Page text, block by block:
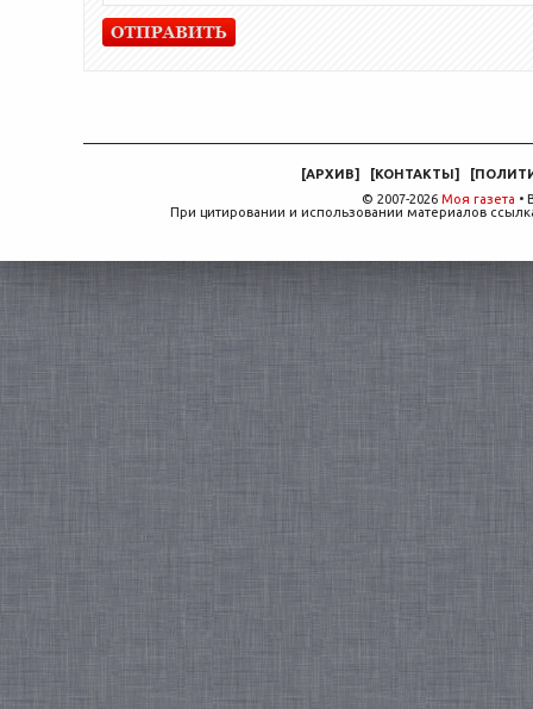
[АРХИВ] [КОНТАКТЫ] [
© 2007-2026 Моя газета •
При цитировании и использовании материалов